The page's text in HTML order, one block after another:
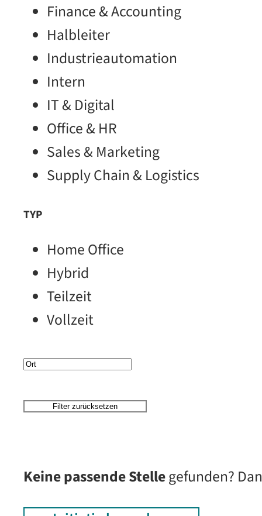
Finance & Accounting
Halbleiter
Industrieautomation
Intern
IT & Digital
Office & HR
Sales & Marketing
Supply Chain & Logistics
TYP
Home Office
Hybrid
Teilzeit
Vollzeit
Filter zurücksetzen
Keine passende Stellegefunden?